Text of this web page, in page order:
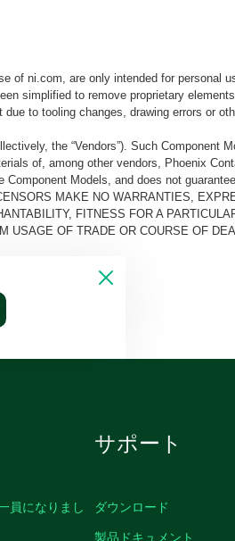
of ni.com, are only intended for personal
simplified to remove proprietary
to tooling changes, drawing errors or
the “Vendors”). Such Component
of, among other vendors, Phoenix
Models, and does not
MAKE NO WARRANTIES,
FITNESS FOR A
USAGE OF TRADE OR COURSE OF
員になりまし
サポート
ダウンロード
製品ドキュメント